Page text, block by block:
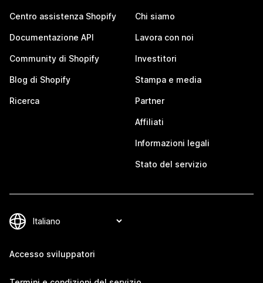
Centro assistenza Shopify
Documentazione API
Community di Shopify
Blog di Shopify
Ricerca
Chi siamo
Lavora con noi
Investitori
Stampa e media
Partner
Affiliati
Informazioni legali
Stato del servizio
Accesso sviluppatori